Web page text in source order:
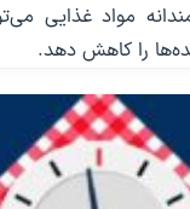
مواد غذایی
را کاهش دهد.